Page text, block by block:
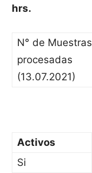
hrs.
N° de Muestras
procesadas
(13.07.2021)
Activos
Si